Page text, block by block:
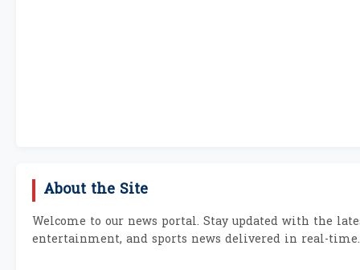
About the Site
Welcome to our news portal. Stay updated with the
entertainment, and sports news delivered in real-time.